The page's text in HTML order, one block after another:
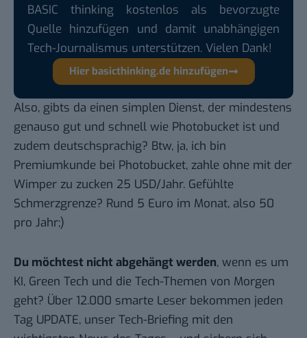
BASIC thinking kostenlos als bevorzugte
Quelle hinzufügen und damit unabhängigen
Tech-Journalismus unterstützen. Vielen Dank!
Hier basicthinking.de hinzufügen
Also, gibts da einen simplen Dienst, der mindestens
genauso gut und schnell wie Photobucket ist und
zudem deutschsprachig? Btw, ja, ich bin
Premiumkunde bei Photobucket, zahle ohne mit der
Wimper zu zucken 25 USD/Jahr. Gefühlte
Schmerzgrenze? Rund 5 Euro im Monat, also 50
pro Jahr;)
Du möchtest nicht abgehängt werden, wenn es um
KI, Green Tech und die Tech-Themen von Morgen
geht? Über 12.000 smarte Leser bekommen jeden
Tag UPDATE, unser Tech-Briefing mit den